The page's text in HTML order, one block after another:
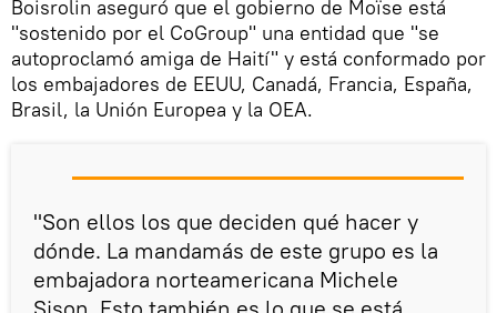
Boisrolin aseguró que el gobierno de Moïse está
"sostenido por el CoGroup" una entidad que "se
autoproclamó amiga de Haití" y está conformado por
los embajadores de EEUU, Canadá, Francia, España,
Brasil, la Unión Europea y la OEA.
"Son ellos los que deciden qué hacer y
dónde. La mandamás de este grupo es la
embajadora norteamericana Michele